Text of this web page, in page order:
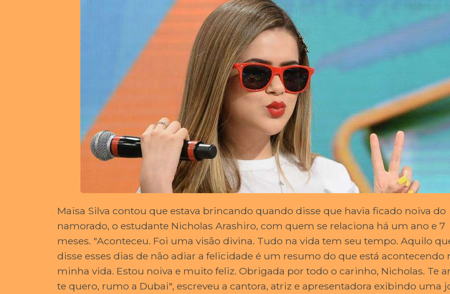
Maisa Silva contou que estava brincando quando disse que havia ficado noiva do
namorado, o estudante Nicholas Arashiro, com quem se relaciona há um ano e 7
meses. "Aconteceu. Foi uma visão divina. Tudo na vida tem seu tempo. Aquilo
disse esses dias de não adiar a felicidade é um resumo do que está acontecendo
minha vida. Estou noiva e muito feliz. Obrigada por todo o carinho, Nicholas. Te
te quero, rumo a Dubai", escreveu a cantora, atriz e apresentadora exibindo uma